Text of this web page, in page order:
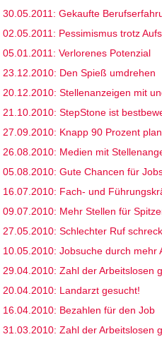
30.05.2011: Gekaufte
02.05.2011: Pessimismus trotz
05.01.2011: Verlorenes Potenzial
23.12.2010: Den Spieß umdrehen
20.12.2010: Stellenanzeigen mit
21.10.2010: StepStone ist
27.09.2010: Knapp 90 Prozent
26.08.2010: Medien mit
05.08.2010: Gute Chancen für
16.07.2010: Fach- und
09.07.2010: Mehr Stellen für
27.05.2010: Schlechter Ruf
10.05.2010: Jobsuche durch mehr
29.04.2010: Zahl der Arbeitslosen
20.04.2010: Landarzt gesucht!
16.04.2010: Bezahlen für den Job
31.03.2010: Zahl der Arbeitslosen